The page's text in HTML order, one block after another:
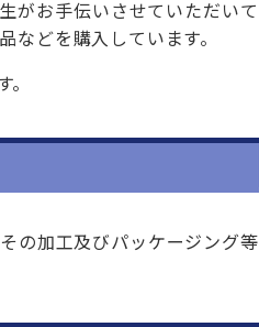
がお手伝いさせていただいて
どを購入しています。
の加工及びパッケージング等